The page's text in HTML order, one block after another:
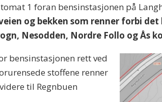
1 foran bensinstasjonen på
og bekken som renner forbi
Nesodden, Nordre Follo og Ås
bensinstasjonen rett ved
stoffene renner
til Regnbuen